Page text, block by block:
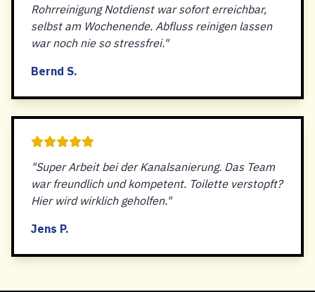
Rohrreinigung Notdienst war sofort erreichbar,
selbst am Wochenende. Abfluss reinigen lassen
war noch nie so stressfrei."
Bernd S.
"Super Arbeit bei der Kanalsanierung. Das Team
war freundlich und kompetent. Toilette verstopft?
Hier wird wirklich geholfen."
Jens P.